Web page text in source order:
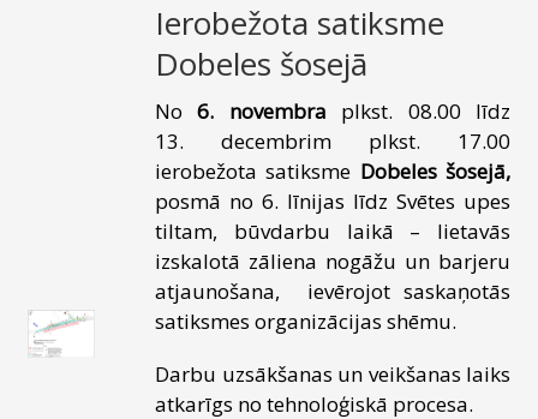
Ierobežota satiksme
Dobeles šosejā
No6. novembra plkst. 08.00 līdz
13. decembrim plkst. 17.00
ierobežota satiksme Dobeles šosejā,
posmā no 6. līnijas līdz Svētes upes
tiltam, būvdarbu laikā – lietavās
izskalotā zāliena nogāžu un barjeru
atjaunošana, ievērojot saskaņotās
satiksmes organizācijas shēmu.
Darbu uzsākšanas un veikšanas laiks
atkarīgs no tehnoloģiskā procesa.